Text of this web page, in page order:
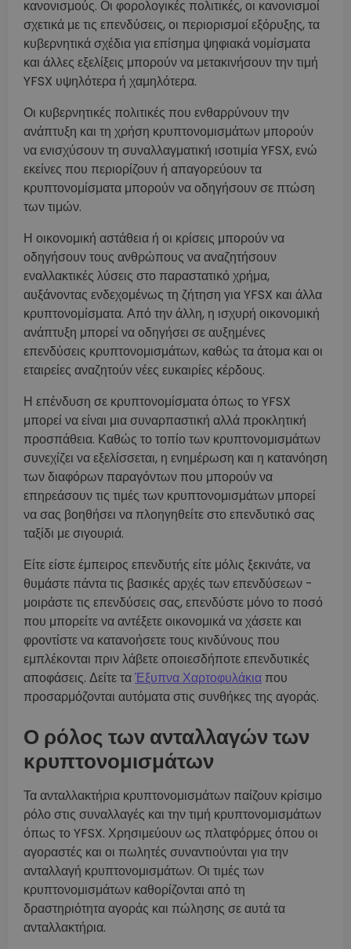
κανονισμούς. Οι φορολογικές πολιτικές, οι κανονισμοί
σχετικά με τις επενδύσεις, οι περιορισμοί εξόρυξης, τα
κυβερνητικά σχέδια για επίσημα ψηφιακά νομίσματα
και άλλες εξελίξεις μπορούν να μετακινήσουν την τιμή
YFSX υψηλότερα ή χαμηλότερα.
Οι κυβερνητικές πολιτικές που ενθαρρύνουν την
ανάπτυξη και τη χρήση κρυπτονομισμάτων μπορούν
να ενισχύσουν τη συναλλαγματική ισοτιμία YFSX, ενώ
εκείνες που περιορίζουν ή απαγορεύουν τα
κρυπτονομίσματα μπορούν να οδηγήσουν σε πτώση
των τιμών.
Η οικονομική αστάθεια ή οι κρίσεις μπορούν να
οδηγήσουν τους ανθρώπους να αναζητήσουν
εναλλακτικές λύσεις στο παραστατικό χρήμα,
αυξάνοντας ενδεχομένως τη ζήτηση για YFSX και άλλα
κρυπτονομίσματα. Από την άλλη, η ισχυρή οικονομική
ανάπτυξη μπορεί να οδηγήσει σε αυξημένες
επενδύσεις κρυπτονομισμάτων, καθώς τα άτομα και οι
εταιρείες αναζητούν νέες ευκαιρίες κέρδους.
Η επένδυση σε κρυπτονομίσματα όπως το YFSX
μπορεί να είναι μια συναρπαστική αλλά προκλητική
προσπάθεια. Καθώς το τοπίο των κρυπτονομισμάτων
συνεχίζει να εξελίσσεται, η ενημέρωση και η κατανόηση
των διαφόρων παραγόντων που μπορούν να
επηρεάσουν τις τιμές των κρυπτονομισμάτων μπορεί
να σας βοηθήσει να πλοηγηθείτε στο επενδυτικό σας
ταξίδι με σιγουριά.
Είτε είστε έμπειρος επενδυτής είτε μόλις ξεκινάτε, να
θυμάστε πάντα τις βασικές αρχές των επενδύσεων -
μοιράστε τις επενδύσεις σας, επενδύστε μόνο το ποσό
που μπορείτε να αντέξετε οικονομικά να χάσετε και
φροντίστε να κατανοήσετε τους κινδύνους που
εμπλέκονται πριν λάβετε οποιεσδήποτε επενδυτικές
αποφάσεις. Δείτε ταΈξυπνα Χαρτοφυλάκιαπου
προσαρμόζονται αυτόματα στις συνθήκες της αγοράς.
Ο ρόλος των ανταλλαγών των
κρυπτονομισμάτων
Τα ανταλλακτήρια κρυπτονομισμάτων παίζουν κρίσιμο
ρόλο στις συναλλαγές και την τιμή κρυπτονομισμάτων
όπως το YFSX. Χρησιμεύουν ως πλατφόρμες όπου οι
αγοραστές και οι πωλητές συναντιούνται για την
ανταλλαγή κρυπτονομισμάτων. Οι τιμές των
κρυπτονομισμάτων καθορίζονται από τη
δραστηριότητα αγοράς και πώλησης σε αυτά τα
ανταλλακτήρια.